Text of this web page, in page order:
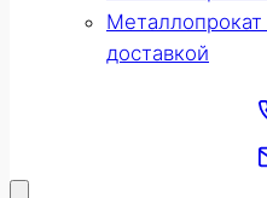
доставкой